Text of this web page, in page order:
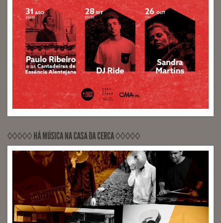
◊◊◊◊◊ HÁ MÚSICA NA CASA DA CERCA ◊◊◊◊◊